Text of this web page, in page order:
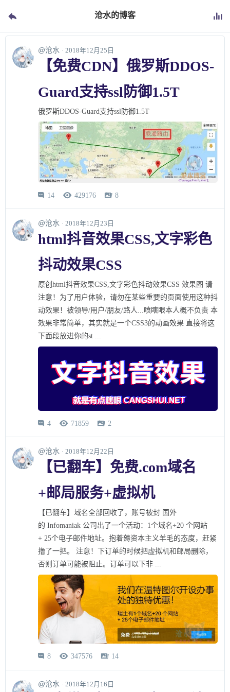
沧水的博客
@沧水 · 2018年12月25日
【免费CDN】俄罗斯DDOS-
Guard支持ssl防御1.5T
俄罗斯DDOS-Guard支持ssl防御1.5T
 14  429176  8
@沧水 · 2018年12月23日
html抖音效果CSS,文字彩色
抖动效果CSS
原创html抖音效果CSS,文字彩色抖动效果CSS 效果图 请
注意！为了用户体验，请勿在某些重要的页面使用这种抖
动效果！被领导/用户/朋友/路人...喷瞎眼本人概不负责 本
效果非常简单，其实就是一个CSS3的动画效果 直接将这
下面段放进你的st ...
 4  71859  2
@沧水 · 2018年12月22日
【已翻车】免费.com域名
+邮局服务+虚拟机
【已翻车】域名全部回收了，账号被封 国外
的 Infomaniak 公司出了一个活动：1个域名+20 个网站
+ 25个电子邮件地址。抱着薅资本主义羊毛的态度，赶紧
撸了一把。 注意！下订单的时候把虚拟机和邮局删除，
否则订单可能被阻止。订单可以下非 ...
 8  347576  14
@沧水 · 2018年12月16日